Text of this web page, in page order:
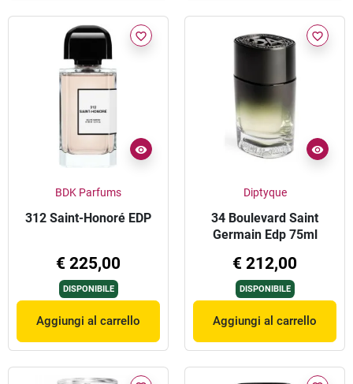
favorite_border
BDK Parfums
312 Saint-Honoré EDP
€ 225,00
DISPONIBILE
Aggiungi al carrello
favorite_border
Diptyque
34 Boulevard Saint
Germain Edp 75ml
€ 212,00
DISPONIBILE
Aggiungi al carrello